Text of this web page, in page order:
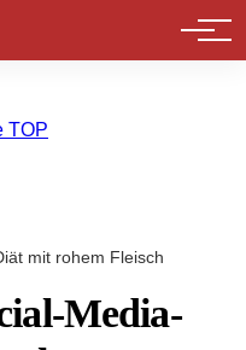
mit rohem Fleisch
Media-